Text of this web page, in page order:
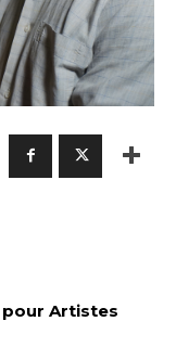
pour Artistes